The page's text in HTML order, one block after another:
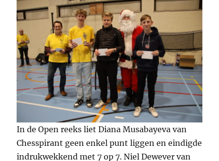
In de Open reeks liet Diana Musabayeva van
Chesspirant geen enkel punt liggen en eindigde
indrukwekkend met 7 op 7. Niel Dewever van